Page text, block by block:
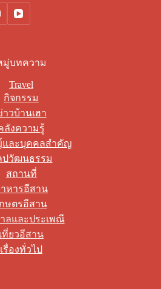
มู่บทความ
Travel
กิจกรรม
าวบ้านเฮา
ลังความรู้
ละบุคคลสำคัญ
ปวัฒนธรรม
สถานที่
หารอีสาน
กษตรอีสาน
ลและประเพณี
เที่ยวอีสาน
เรื่องทั่วไป